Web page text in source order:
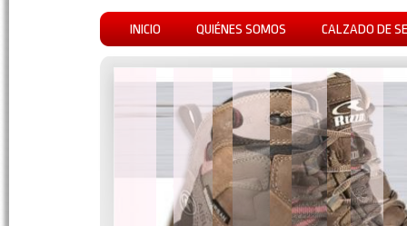
INICIO QUIÉNES SOMOS CALZADO DE